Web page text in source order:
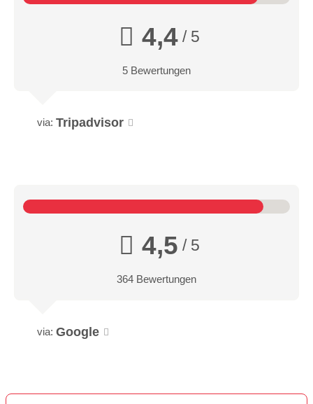
4,4/ 5
5 Bewertungen
via: Tripadvisor
4,5 / 5
364 Bewertungen
via: Google